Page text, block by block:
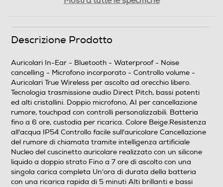
Cuffie sportive
Waterproof
Waterproof
Noise cancelling
Descrizione Prodotto
Auricolari In-Ear - Bluetooth - Waterproof - Noise
cancelling - Microfono incorporato - Controllo volume -
Auricolari True Wireless per ascolto ad orecchio libero.
Tecnologia trasmissione audio Direct Pitch, bassi potenti
ed alti cristallini. Doppio microfono, AI per cancellazione
rumore, touchpad con controlli personalizzabili. Batteria
fino a 6 ore, custodia per ricarica. Colore Beige.Resistenza
all'acqua IP54 Controllo facile sull'auricolare Cancellazione
del rumore di chiamata tramite intelligenza artificiale
Nucleo del cuscinetto auricolare realizzato con un silicone
liquido a doppio strato Fino a 7 ore di ascolto con una
singola carica completa Un'ora di durata della batteria
con una ricarica rapida di 5 minuti Alti brillanti e bassi